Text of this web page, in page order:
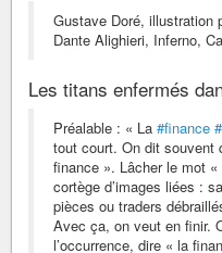
Gustave Doré, illustration
Dante Alighieri, Inferno,
Les titans enfermés
Préalable : « La #finance
tout court. On dit souvent
finance ». Lâcher le mot
cortège d’images liées :
pièces ou traders
Avec ça, on veut en finir.
l’occurrence, dire « la